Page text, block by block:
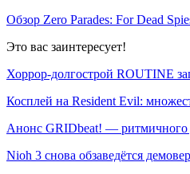
Обзор Zero Parades: For Dead
Это вас заинтересует!
Хоррор-долгострой ROUTINE
Косплей на Resident Evil:
Анонс GRIDbeat! — ритмичного
Nioh 3 снова обзаведётся